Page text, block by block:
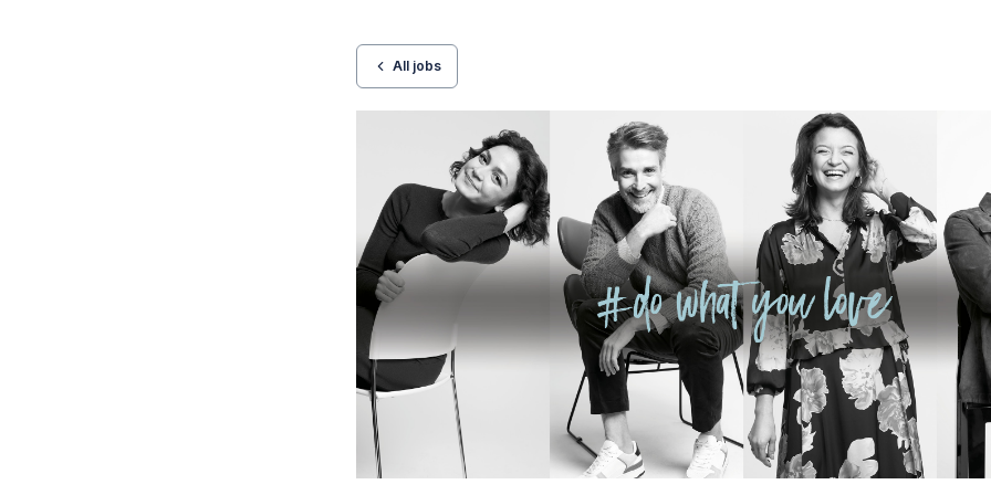
All jobs